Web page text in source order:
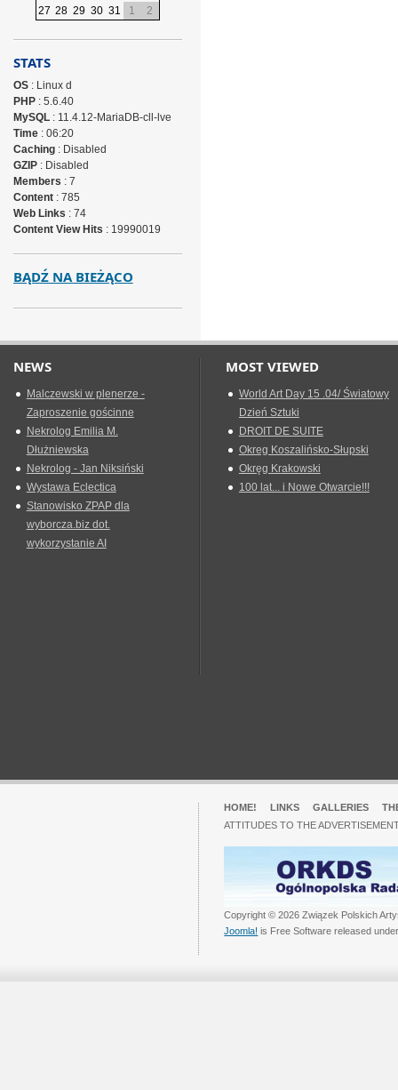
27 28 29 30 31 1 2
STATS
OS: Linux d
PHP: 5.6.40
MySQL: 11.4.12-MariaDB-cll-lve
Time: 06:20
Caching: Disabled
GZIP: Disabled
Members : 7
Content: 785
Web Links : 74
Content View Hits : 19990019
BĄDŹ NA BIEŻĄCO
NEWS
Malczewski w plenerze -
Zaproszenie gościnne
Nekrolog Emilia M.
Dłużniewska
Nekrolog - Jan Niksiński
Wystawa Eclectica
Stanowisko ZPAP dla
wyborcza.biz dot.
wykorzystanie AI
MOST VIEWED
World Art Day 15 .04/ Światowy
Dzień Sztuki
DROIT DE SUITE
Okreg Koszalińsko-Słupski
Okręg Krakowski
100 lat... i Nowe Otwarcie!!!
HOME! LINKS GALLERIES
ATTITUDES TO THE
Copyright © 2026 Związek Polskich
Joomla! is Free Software released